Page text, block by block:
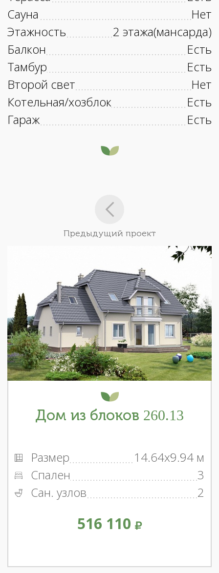
Сауна
Нет
Этажность
2 этажа(мансарда)
Балкон
Есть
Тамбур
Есть
Второй свет
Нет
Котельная/хозблок
Есть
Гараж
Есть
Предыдущий проект
Дом из блоков 260.13
Размер
14.64x9.94 м
Спален
3
Сан. узлов
2
516 110